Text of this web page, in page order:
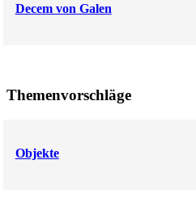
Decem von Galen
Themenvorschläge
Objekte